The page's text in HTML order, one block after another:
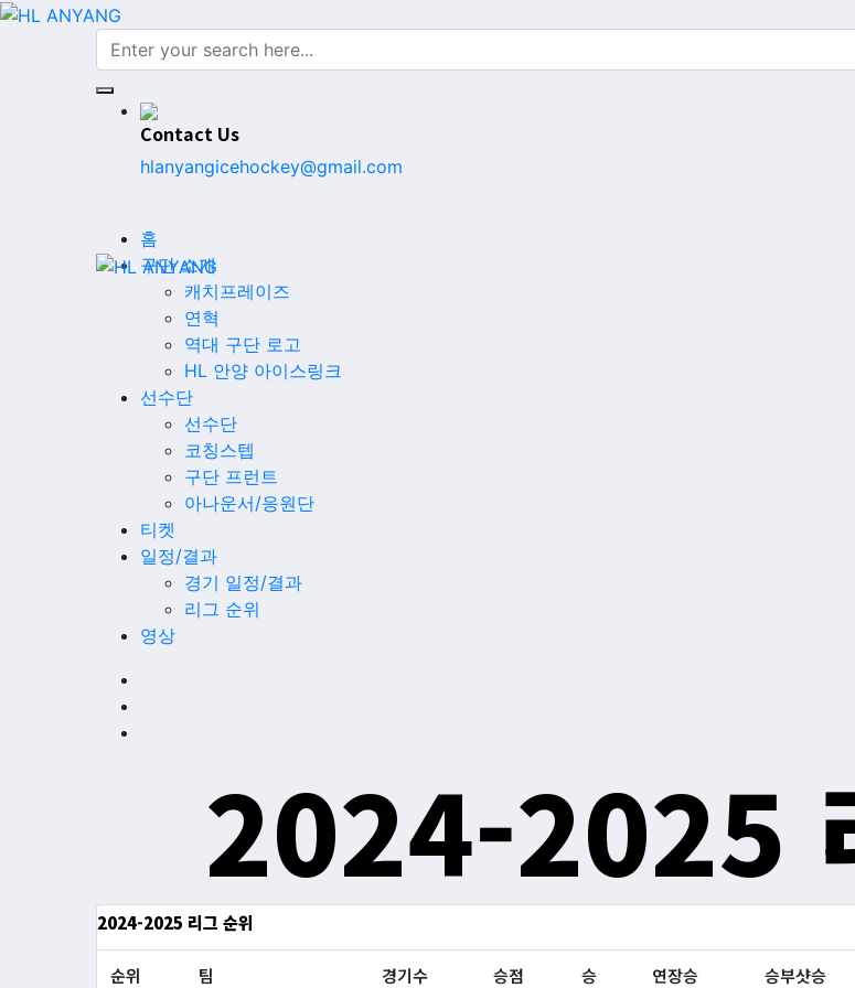
Contact Us
hlanyangicehockey@gmail.com
홈
구단 소개
캐치프레이즈
연혁
역대 구단 로고
HL 안양 아이스링크
선수단
선수단
코칭스텝
구단 프런트
아나운서/응원단
티켓
일정/결과
경기 일정/결과
리그 순위
영상
2024-2025
2024-2025 리그 순위
순위 팀 경기수 승점 승 연장승 승부샷승